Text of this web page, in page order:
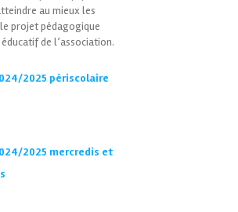
au mieux les
projet pédagogique
de l’association.
2025 périscolaire
2025 mercredis et